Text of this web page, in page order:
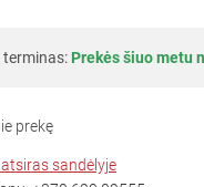
Prekės šiuo metu
prekę
sandėlyje